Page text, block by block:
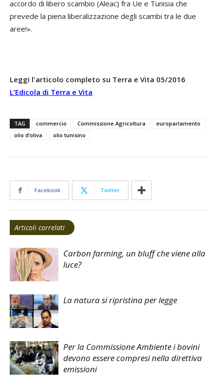
accordo di libero scambio (Aleac) fra Ue e Tunisia che
prevede la piena liberalizzazione degli scambi tra le due
aree!».
Leggi l'articolo completo su Terra e Vita 05/2016
L’Edicola di Terra e Vita
TAG commercio Commissione Agricoltura
europarlamento
olio d’oliva
olio tunisino
Facebook Twitter
Articoli correlati
Carbon farming, un bluff che viene alla
luce?
La natura si ripristina per legge
Per la Commissione Ambiente i bovini
devono essere compresi nella direttiva
emissioni